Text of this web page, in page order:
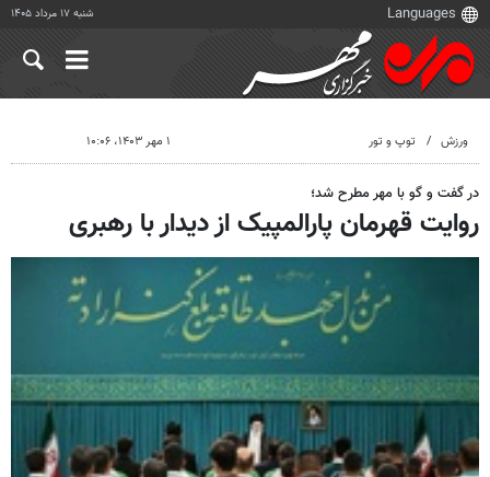
شنبه ۱۷ مرداد ۱۴۰۵
ورزش توپ و تور ۱ مهر ۱۴۰۳، ۱۰:۰۶
در گفت و گو با مهر مطرح شد؛
روایت قهرمان پارالمپیک از دیدار با رهبری